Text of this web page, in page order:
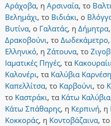
Αράχοβα, η Αρσιναία, το
Βελημάχι, το Βιδιάκι, ο
Βυτίνα, ο Γαλατάς, η Δήμητρα,
Δρακοβούνι, το Δωδεκάμετρο,
Ελληνικό, η Ζάτουνα, το
Ιαματικές Πηγές, τα
Καλονέρι, τα Καλύβια Καρνέση
Καπελλίτσα, το Καρβούνι, το
το Καστράκι, τα Κάτω Καλύβια
Κάτω Σπάθαρης, η Κερπινή, η
Κοκκοράς, η Κοντοβάζαινα, το